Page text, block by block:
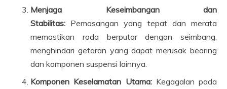
Menjaga Keseimbangan dan
Stabilitas: Pemasangan yang tepat dan merata
memastikan roda berputar dengan seimbang,
menghindari getaran yang dapat merusak bearing
dan komponen suspensi lainnya.
Komponen Keselamatan Utama:Kegagalan pada